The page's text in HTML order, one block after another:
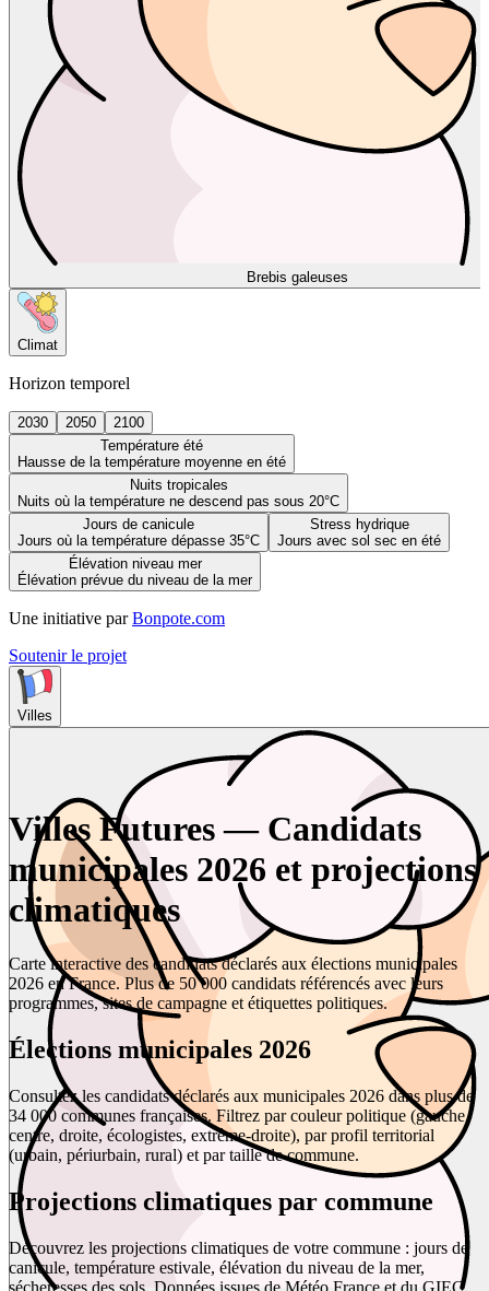
Brebis galeuses
Climat
Horizon temporel
2030 2050
2100
Température été
Hausse de la température moyenne en été
Nuits tropicales
Nuits où la température ne descend pas sous 20°C
Jours de canicule
Jours où la température dépasse 35°C
Stress hydrique
Jours avec sol sec en été
Élévation niveau mer
Élévation prévue du niveau de la mer
Une initiative par Bonpote.com
Soutenir le projet
Villes
Villes Futures — Candidats
municipales 2026 et projections
climatiques
Carte interactive des candidats déclarés aux élections municipales
2026 en France. Plus de 50 000 candidats référencés avec leurs
programmes, sites de campagne et étiquettes politiques.
Élections municipales 2026
Consultez les candidats déclarés aux municipales 2026 dans plus de
34 000 communes françaises. Filtrez par couleur politique (gauche,
centre, droite, écologistes, extrême-droite), par profil territorial
(urbain, périurbain, rural) et par taille de commune.
Projections climatiques par commune
Découvrez les projections climatiques de votre commune : jours de
canicule, température estivale, élévation du niveau de la mer,
sécheresses des sols. Données issues de Météo France et du GIEC,